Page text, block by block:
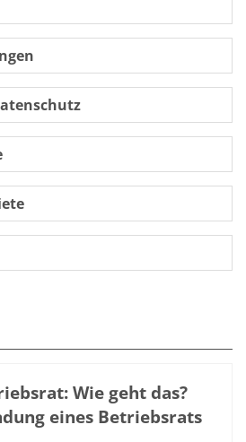
Wie geht das?
eines Betriebsrats